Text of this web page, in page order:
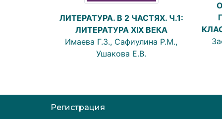
ЛИТЕРАТУРА. В 2 ЧАСТЯХ. Ч.1:
ЛИТЕРАТУРА XIX ВЕКА
Имаева Г.З., Сафиулина Р.М.,
Ушакова Е.В.
Регистрация